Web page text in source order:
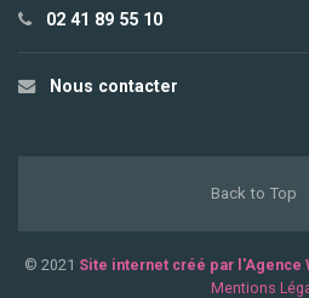
02 41 89 55 10
Nous contacter
© 2021 Site internet créé par l'Agence
Mentions
Back to Top